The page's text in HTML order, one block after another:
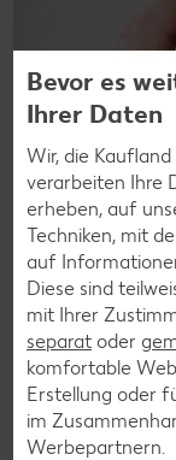
Newsletter-
Abonnenten
Angeboten zum
Wochenstart
Bevor es
Ihrer Daten
Wir, die
verarbeiten Ihre
erheben, auf
Techniken, mit
auf
Diese sind
mit Ihrer
separat oder
komfortable
Erstellung oder
im
Werbepartnern.